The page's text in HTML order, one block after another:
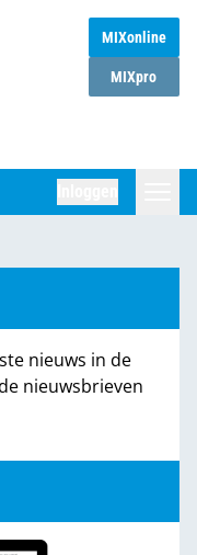
MIXonline
MIXpro
nieuws in de
nieuwsbrieven